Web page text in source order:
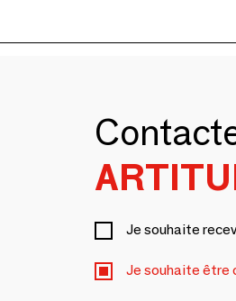
Je souhaite
Je souhaite être